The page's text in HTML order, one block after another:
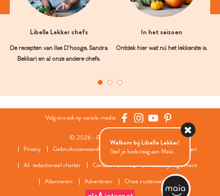
Libelle Lekker chefs
De recepten van Ilse D’hooge, Sandra
Bekkari en al onze andere chefs.
In het seizoen
Ontdek hier wat nú het lekkerste is.
Volg ons ook op sociale media:
© 2026 - Roularta Media Group
Privacy
Gebruiksvoorwaarden Cookies
Cookies instellingen
AI: redactioneel charter
Contact FAQ
Wedstrijdreglement
Abonneren
Adverteren Onze zusterwebsites
Welkom bij Libelle Lekker!
Stel je kookvraag aan Maia...